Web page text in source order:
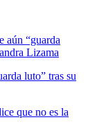
luto” tras su